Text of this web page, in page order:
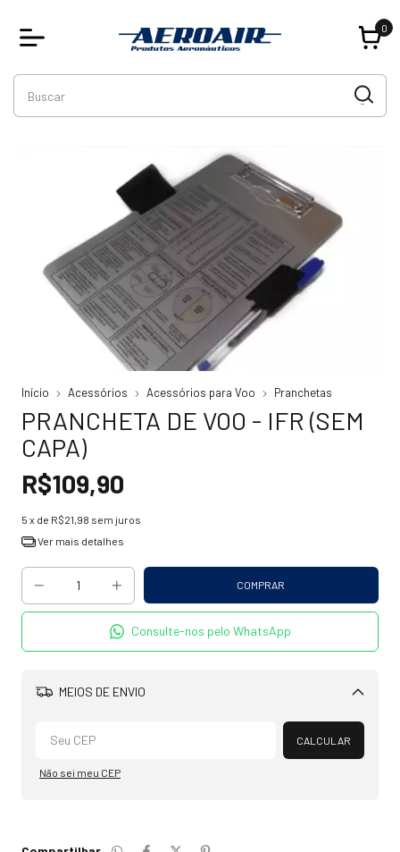
0
Início Acessórios Acessórios para Voo Pranchetas
PRANCHETA DE VOO - IFR (SEM
CAPA)
R$109,90
5 x de R$21,98 sem juros
Ver mais detalhes
Consulte-nos pelo WhatsApp
MEIOS DE ENVIO
Alterar CEP
CALCULAR
Não sei meu CEP